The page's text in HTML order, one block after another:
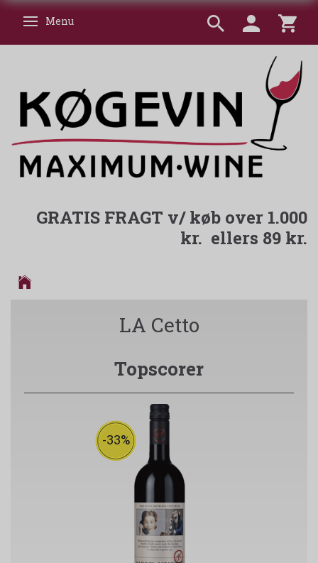
Skifte navigation
Menu
GRATIS FRAGT v/ køb over 1.000
kr. ellers 89 kr.
LA Cetto
Topscorer
-33%